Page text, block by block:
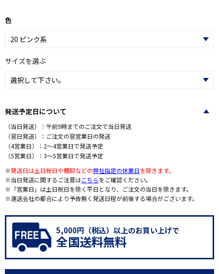
色
サイズを選ぶ
発送予定日について
（当日発送）：午前9時までのご注文で当日発送
（翌日発送）：ご注文の翌営業日の発送
（4営業日）：2～4営業日で発送予定
（5営業日）：3～5営業日で発送予定
※発送日は土日祝日や棚卸などの弊社指定の休業日を除きます。
※当日発送に関するご注意はこちらをご確認ください。
※「営業日」は土日祝日を除く平日となり、ご注文の当日を除きます。
※運送会社の都合により予告無く発送日程が前後する場合がございます。
5,000円（税込）以上のお買い上げで
全国送料無料